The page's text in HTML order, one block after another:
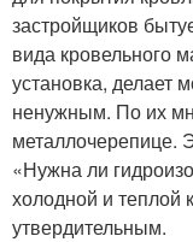
застройщиков
вида кровельного
установка, делает
ненужным. По их
металлочерепице.
«Нужна ли
холодной и теплой
утвердительным.